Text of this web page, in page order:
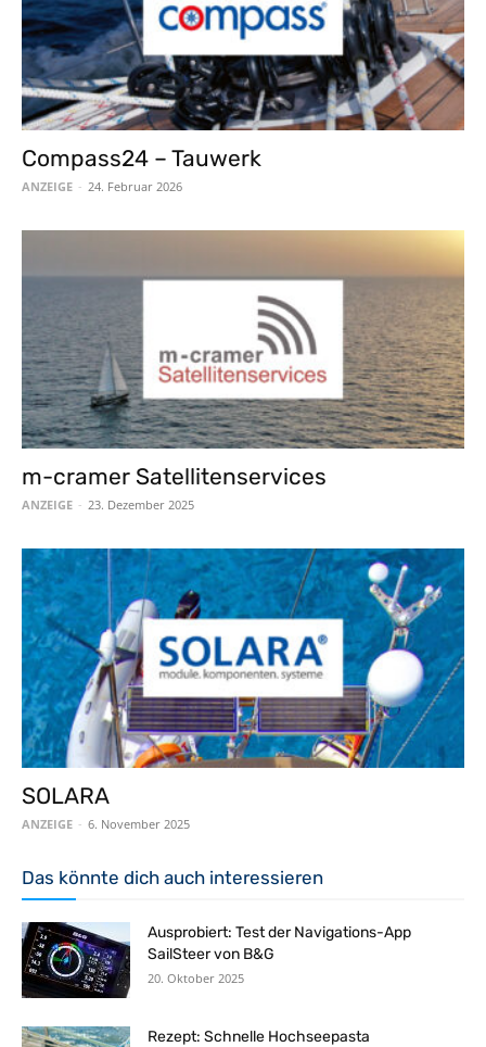
Compass24 – Tauwerk
ANZEIGE - 24. Februar 2026
m-cramer Satellitenservices
ANZEIGE - 23. Dezember 2025
SOLARA
ANZEIGE - 6. November 2025
Das könnte dich auch interessieren
Ausprobiert: Test der Navigations-App
SailSteer von B&G
20. Oktober 2025
Rezept: Schnelle Hochseepasta